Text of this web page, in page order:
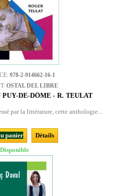
978-2-914662-16-1
OSTAL DEL LIBRE
PUY-DE-DÔME - R. TEULAT
par la littérature, cette anthologie...
panier
Détails
Disponible